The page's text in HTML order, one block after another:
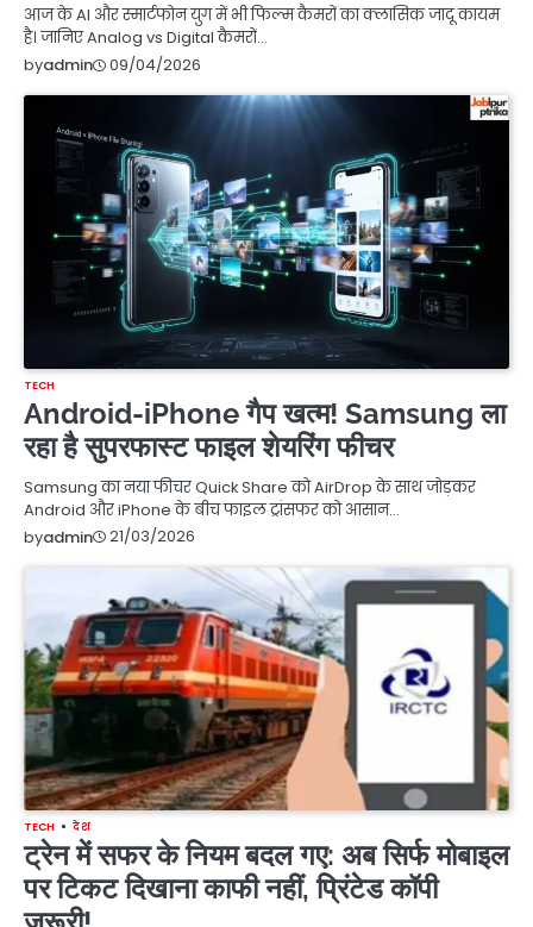
आज के AI और स्मार्टफोन युग में भी फिल्म कैमरों का क्लासिक जादू कायम
है। जानिए Analog vs Digital कैमरों…
byadmin 09/04/2026
TECH
Android-iPhone गैप खत्म! Samsung ला
रहा है सुपरफास्ट फाइल शेयरिंग फीचर
Samsung का नया फीचर Quick Share को AirDrop के साथ जोड़कर
Android और iPhone के बीच फाइल ट्रांसफर को आसान…
byadmin 21/03/2026
TECH देश
ट्रेन में सफर के नियम बदल गए: अब सिर्फ मोबाइल
पर टिकट दिखाना काफी नहीं, प्रिंटेड कॉपी